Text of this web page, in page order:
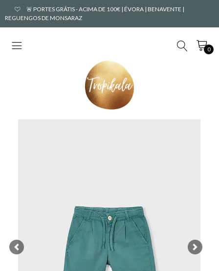
🚨 PORTES GRÁTIS - ACIMA DE 100€ | ÉVORA | BENAVENTE |
REGUENGOS DE MONSARAZ
0
Previous Next